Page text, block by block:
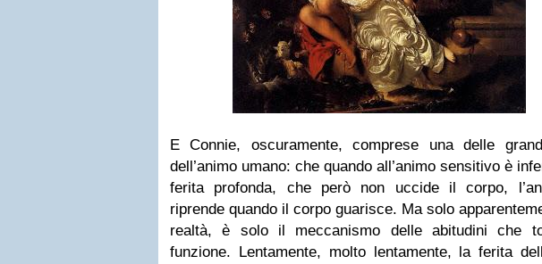
E Connie, oscuramente, comprese una delle
dell’animo umano: che quando all’animo sensitivo è
ferita profonda, che però non uccide il corpo,
riprende quando il corpo guarisce. Ma solo
realtà, è solo il meccanismo delle abitudini che
funzione. Lentamente, molto lentamente, la ferita